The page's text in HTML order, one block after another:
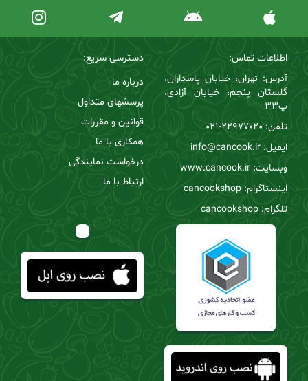
اطلاعات تماس:
آدرس: تهران، خیابان پاسداران،
گلستان پنجم، خیابان آزادی،
پ33
تلفن: 22977020-021
ایمیل: info@cancook.ir
وبسایت: www.cancook.ir
اینستاگرام: cancookshop
تلگرام: cancookshop
دسترسی سریع:
درباره ما
پرسشهای متداول
قوانین و مقررات
همکاری با ما
درخواست نمایندگی
ارتباط با ما